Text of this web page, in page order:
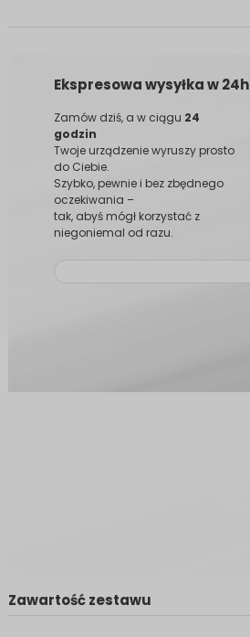
Ekspresowa wysyłka w 24h
Zamów dziś, a w ciągu 24
godzin
Twoje urządzenie wyruszy prosto
do Ciebie.
Szybko, pewnie i bez zbędnego
oczekiwania –
tak, abyś mógł korzystać z
niegoniemal od razu.
Zawartość zestawu